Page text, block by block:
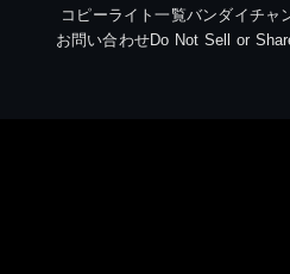
コピーライト一覧バンダイチャ
お問い合わせDo Not Sell or